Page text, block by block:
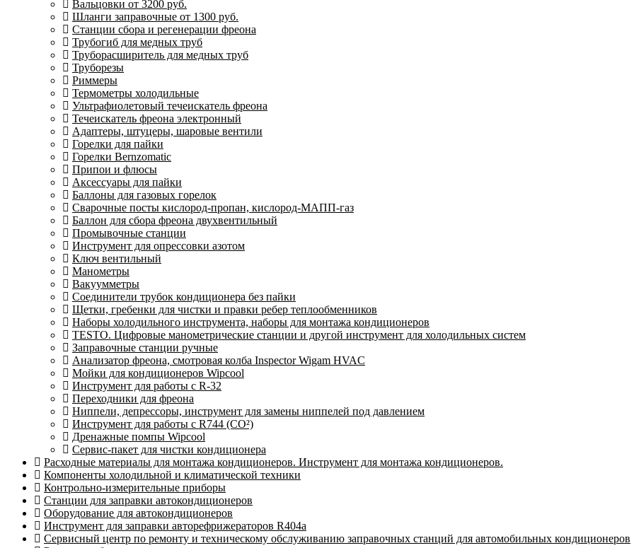
Вальцовки от 3200 руб.
Шланги заправочные от 1300 руб.
Станции сбора и регенерации фреона
Трубогиб для медных труб
Труборасширитель для медных труб
Труборезы
Риммеры
Термометры холодильные
Ультрафиолетовый течеискатель фреона
Течеискатель фреона электронный
Адаптеры, штуцеры, шаровые вентили
Горелки для пайки
Горелки Bernzomatic
Припои и флюсы
Аксессуары для пайки
Баллоны для газовых горелок
Сварочные посты кислород-пропан, кислород-МАПП-газ
Баллон для сбора фреона двухвентильный
Промывочные станции
Инструмент для опрессовки азотом
Ключ вентильный
Манометры
Вакуумметры
Соединители трубок кондиционера без пайки
Щетки, гребенки для чистки и правки ребер теплообменников
Наборы холодильного инструмента, наборы для монтажа кондиционеров
TESTO. Цифровые манометрические станции и другой инструмент для холодильных систем
Заправочные станции ручные
Анализатор фреона, смотровая колба Inspector Wigam HVAC
Мойки для кондиционеров Wipcool
Инструмент для работы с R-32
Переходники для фреона
Ниппели, депрессоры, инструмент для замены ниппелей под давлением
Инструмент для работы с R744 (CO²)
Дренажные помпы Wipcool
Сервис-пакет для чистки кондиционера
Расходные материалы для монтажа кондиционеров. Инструмент для монтажа кондиционеров.
Компоненты холодильной и климатической техники
Контрольно-измерительные приборы
Станции для заправки автокондиционеров
Оборудование для автокондиционеров
Инструмент для заправки авторефрижераторов R404a
Сервисный центр по ремонту и техническому обслуживанию заправочных станций для автомобильных кондиционеров